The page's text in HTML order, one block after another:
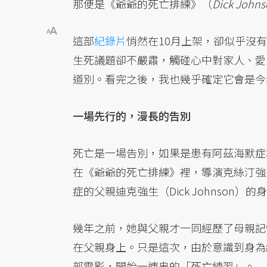
那便是《爺爺的死亡排練》（Dick
這部紀錄片悄然在10月上架，卻似乎沒
生死議題卻不嚴肅，觸碰心中對家人、
道別。看完之後，我也幾乎確定它會是
一場先行的，漫長的告別
死亡是一場告別，如果是患有阿茲海默
在《爺爺的死亡排練》裡，導演克絲汀
症的父親迪克強生（Dick Johnson）的
幾年之前，她與父親才一同經歷了母親
在父親身上。只是這次，由於意識到身